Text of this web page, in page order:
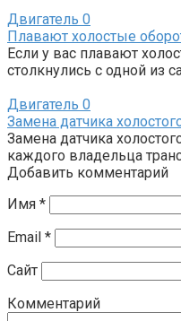
Двигатель 0
Плавают холостые
Если у вас плавают
столкнулись с одной из
Двигатель 0
Замена датчика
Замена датчика
каждого владельца
Добавить комментарий
Имя *
Email *
Сайт
Комментарий